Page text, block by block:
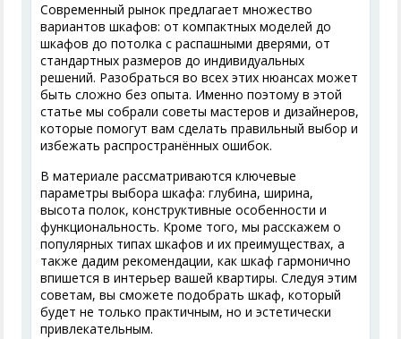
Современный рынок предлагает множество
вариантов шкафов: от компактных моделей до
шкафов до потолка с распашными дверями, от
стандартных размеров до индивидуальных
решений. Разобраться во всех этих нюансах может
быть сложно без опыта. Именно поэтому в этой
статье мы собрали советы мастеров и дизайнеров,
которые помогут вам сделать правильный выбор и
избежать распространённых ошибок.
В материале рассматриваются ключевые
параметры выбора шкафа: глубина, ширина,
высота полок, конструктивные особенности и
функциональность. Кроме того, мы расскажем о
популярных типах шкафов и их преимуществах, а
также дадим рекомендации, как шкаф гармонично
впишется в интерьер вашей квартиры. Следуя этим
советам, вы сможете подобрать шкаф, который
будет не только практичным, но и эстетически
привлекательным.